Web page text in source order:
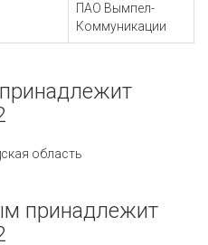
ПАО Вымпел-
Коммуникации
область
принадлежит